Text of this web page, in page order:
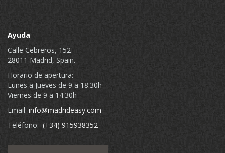
Ayuda
Calle Cebreros, 152
28011 Madrid, Spain.
Horario de apertura:
Lunes a Jueves de 9 a 18:30h
Viernes de 9 a 14:30h
Email: info@madrideasy.com
Teléfono: (+34) 915938352